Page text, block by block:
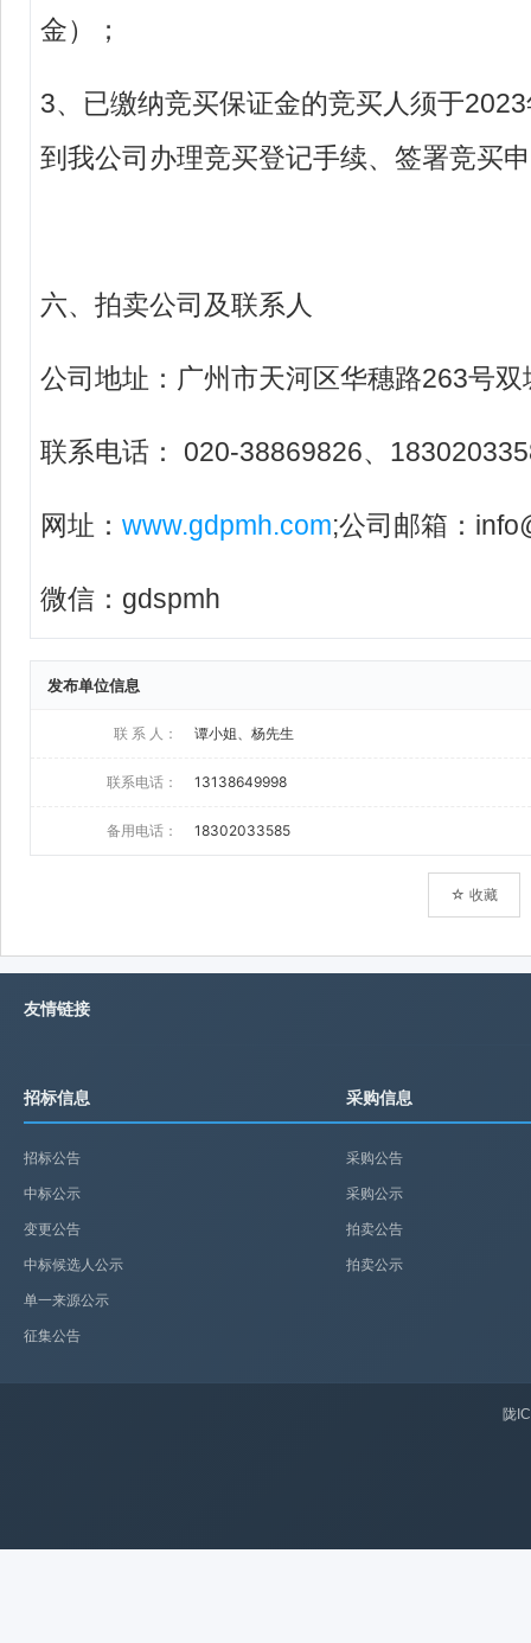
发布单位信息
联 系 人： 谭小姐、杨先生
联系电话： 13138649998
备用电话： 18302033585
☆ 收藏
友情链接
招标信息
招标公告
中标公示
变更公告
中标候选人公示
单一来源公示
征集公告
采购信息
采购公告
采购公示
拍卖公告
拍卖公示
陇